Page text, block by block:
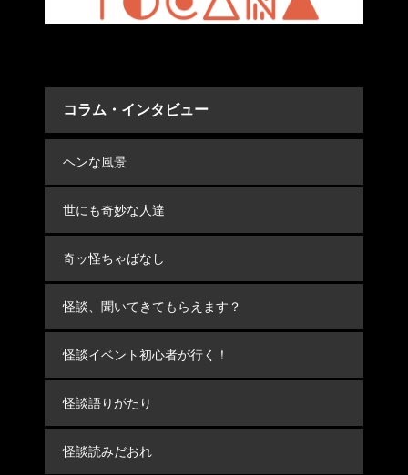
コラム・インタビュー
ヘンな風景
世にも奇妙な人達
奇ッ怪ちゃばなし
怪談、聞いてきてもらえます？
怪談イベント初心者が行く！
怪談語りがたり
怪談読みだおれ